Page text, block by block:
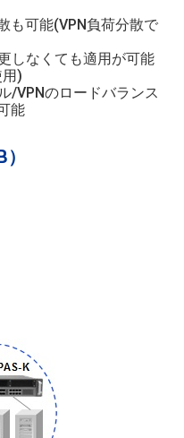
も可能(VPN負荷分散で
しなくても適用が可能
)
/VPNのロードバランス
能